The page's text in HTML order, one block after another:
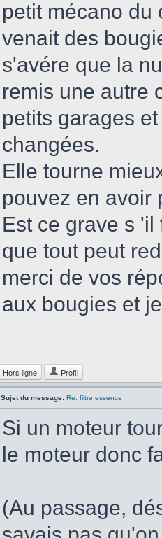
petit mécano du
venait des
s'avére que la
remis une autre
petits garages
changées.
Elle tourne
pouvez en avoir
Est ce grave s
que tout peut
merci de vos
aux bougies et
Hors ligne Profil
Sujet du message: Re: filtre essence
Si un moteur
le moteur donc
(Au passage,